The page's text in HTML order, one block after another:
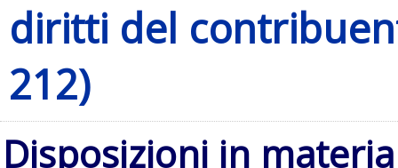
diritti del
212)
Disposizioni in